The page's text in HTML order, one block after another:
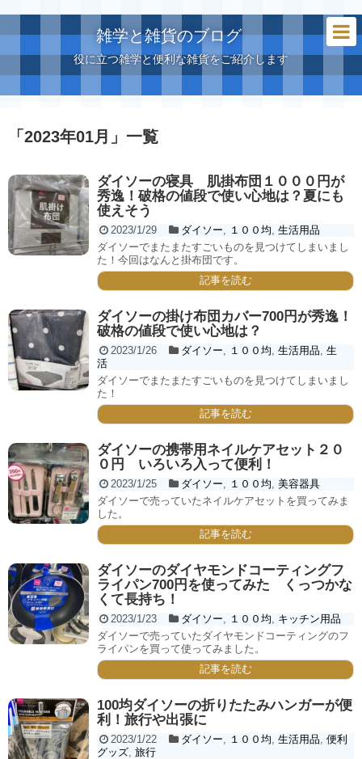
雑学と雑貨のブログ
役に立つ雑学と便利な雑貨をご紹介します
「 2023年01月 」 一覧
ダイソーの寝具 肌掛布団１０００円が
秀逸！破格の値段で使い心地は？夏にも
使えそう
2023/1/29 ダイソー １００均 生活用品
ダイソーでまたまたすごいものを見つけてしまいまし
た！今回はなんと掛布団です。
記事を読む
ダイソーの掛け布団カバー700円が秀逸！
破格の値段で使い心地は？
2023/1/26 ダイソー １００均 生活用品 生
活
ダイソーでまたまたすごいものを見つけてしまいまし
た！
記事を読む
ダイソーの携帯用ネイルケアセット２０
０円 いろいろ入って便利！
2023/1/25 ダイソー １００均 美容器具
ダイソーで売っていたネイルケアセットを買ってみま
した。
記事を読む
ダイソーのダイヤモンドコーティングフ
ライパン700円を使ってみた くっつかな
くて長持ち！
2023/1/23 ダイソー １００均
キッチン用品
ダイソーで売っていたダイヤモンドコーティングのフ
ライパンを買って使ってみました。
記事を読む
100均ダイソーの折りたたみハンガーが便
利！旅行や出張に
2023/1/22 ダイソー １００均 生活用品 便利
グッズ 旅行